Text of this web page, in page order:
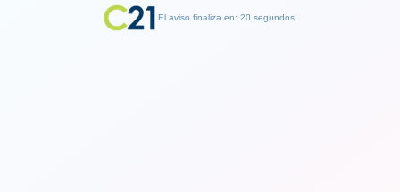
El aviso finaliza en: 19 segundos.